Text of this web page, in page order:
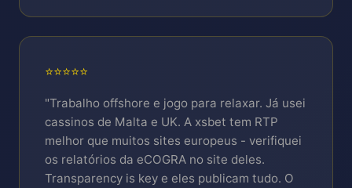
⭐⭐⭐⭐⭐
"Trabalho offshore e jogo para relaxar. Já usei
cassinos de Malta e UK. A xsbet tem RTP
melhor que muitos sites europeus - verifiquei
os relatórios da eCOGRA no site deles.
Transparency is key e eles publicam tudo. O